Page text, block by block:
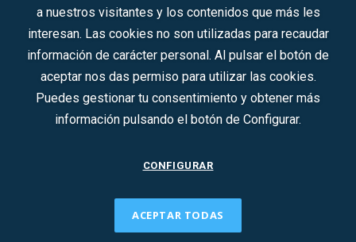
Síguenos en redes sociales:
CONTACTO
2022 © DTI · Todos los derechos reservados ·
a nuestros visitantes y los contenidos que más les
interesan. Las cookies no son utilizadas para recaudar
información de carácter personal. Al pulsar el botón de
aceptar nos das permiso para utilizar las cookies.
Puedes gestionar tu consentimiento y obtener más
información pulsando el botón de Configurar.
CONFIGURAR
ACEPTAR TODAS